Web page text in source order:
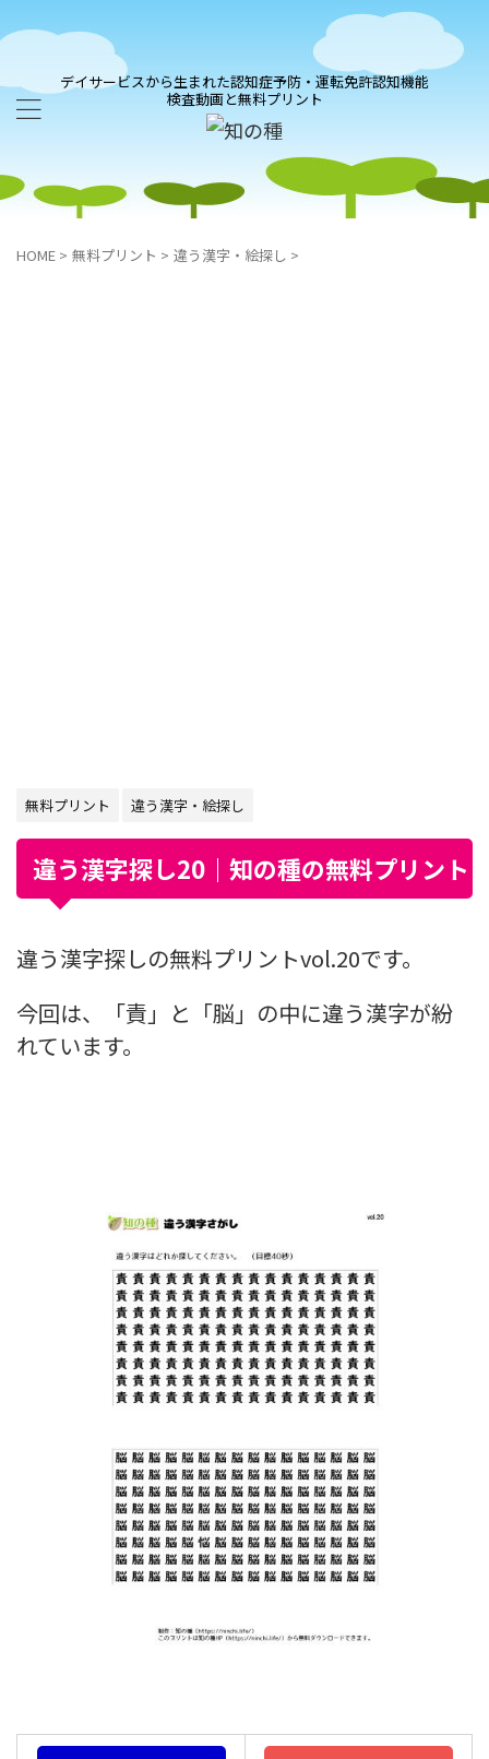
デイサービスから生まれた認知症予防・運転免許認知機能
検査動画と無料プリント
HOME > 無料プリント > 違う漢字・絵探し >
無料プリント 違う漢字・絵探し
違う漢字探し20｜知の種の無料プリント
違う漢字探しの無料プリントvol.20です。
今回は、「責」と「脳」の中に違う漢字が紛
れています。